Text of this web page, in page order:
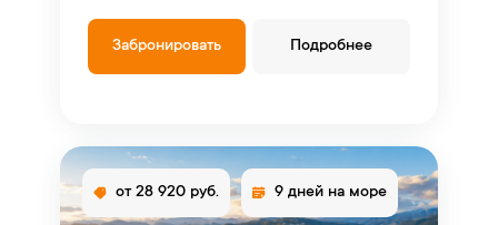
Забронировать Подробнее
от 28 920 руб. 9 дней на море